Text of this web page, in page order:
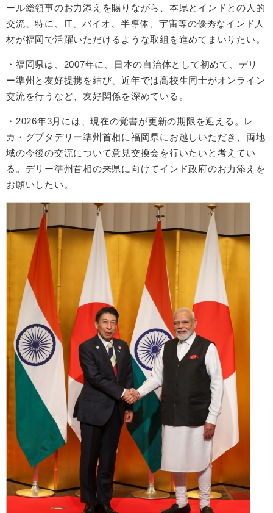
ール総領事のお力添えを賜りながら、本県とインドとの人的
交流、特に、IT、バイオ、半導体、宇宙等の優秀なインド人
材が福岡で活躍いただけるような取組を進めてまいりたい。
・福岡県は、2007年に、日本の自治体として初めて、デリ
ー準州と友好提携を結び、近年では高校生同士がオンライン
交流を行うなど、友好関係を深めている。
・2026年3月には、現在の覚書が更新の期限を迎える。レ
カ・グプタデリー準州首相に福岡県にお越しいただき、両地
域の今後の交流について意見交換会を行いたいと考えてい
る。デリー準州首相の来県に向けてインド政府のお力添えを
お願いしたい。